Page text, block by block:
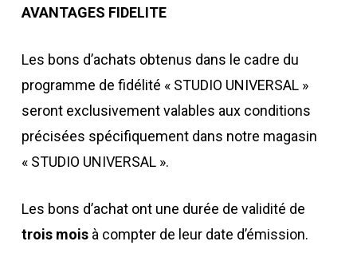
AVANTAGES FIDELITE
Les bons d’achats obtenus dans le cadre du
programme de fidélité « STUDIO UNIVERSAL »
seront exclusivement valables aux conditions
précisées spécifiquement dans notre magasin
« STUDIO UNIVERSAL ».
Les bons d’achat ont une durée de validité de
trois moisà compter de leur date d’émission.